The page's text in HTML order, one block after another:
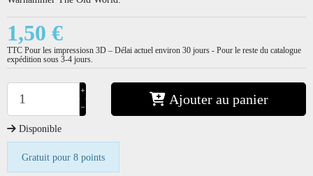
1,50 €
TTC Pour les impressiosn 3D – Délai actuel environ 30 jours - Pour le reste du catalogue
expédition sous 3-4 jours.
+
−
Ajouter au panier
Disponible
Gratuit pour 8 points